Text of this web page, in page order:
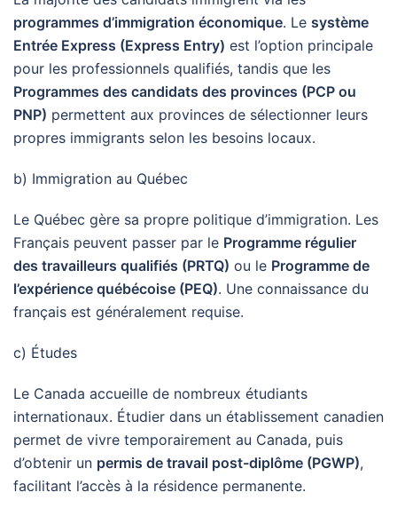
programmes d’immigration économique. Le système
Entrée Express (Express Entry) est l’option principale
pour les professionnels qualifiés, tandis que les
Programmes des candidats des provinces (PCP ou
PNP) permettent aux provinces de sélectionner leurs
propres immigrants selon les besoins locaux.
b) Immigration au Québec
Le Québec gère sa propre politique d’immigration. Les
Français peuvent passer par le Programme régulier
des travailleurs qualifiés (PRTQ) ou le Programme de
l’expérience québécoise (PEQ). Une connaissance du
français est généralement requise.
c) Études
Le Canada accueille de nombreux étudiants
internationaux. Étudier dans un établissement canadien
permet de vivre temporairement au Canada, puis
d’obtenir un permis de travail post-diplôme (PGWP),
facilitant l’accès à la résidence permanente.